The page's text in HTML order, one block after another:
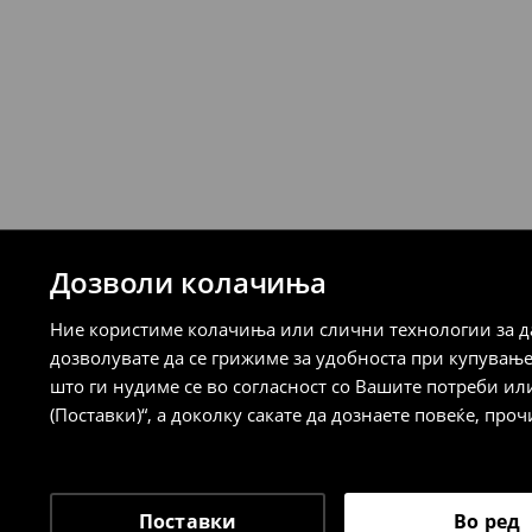
Дозволи колачиња
Ние користиме колачиња или слични технологии за
дозволувате да се грижиме за удобноста при
што ги нудиме се во согласност со Вашите потреби
(Поставки)“, а доколку сакате да дознаете повеќе,
Поставки Во ред
Политика на враќање
Кога ќе ја примите нарачката, имате
спроведе поврат на сите несакани
сакате да направите бесплатен
направите во нашите продавници.
⟶Политика на поврат